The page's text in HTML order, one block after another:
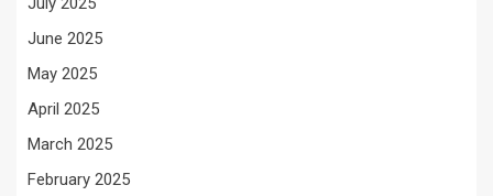
June 2025
May 2025
April 2025
March 2025
February 2025